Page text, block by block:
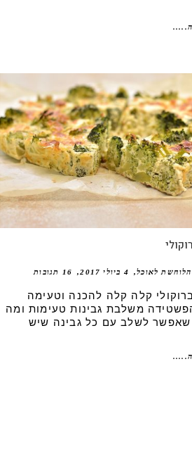
הלוחשת לאוכל 4 ביולי 2017 16 תגובות
קלה קלה להכנה וטעימה
משלבת גבינות טעימות ומה
שאפשר לשלב עם כל גבינה שיש